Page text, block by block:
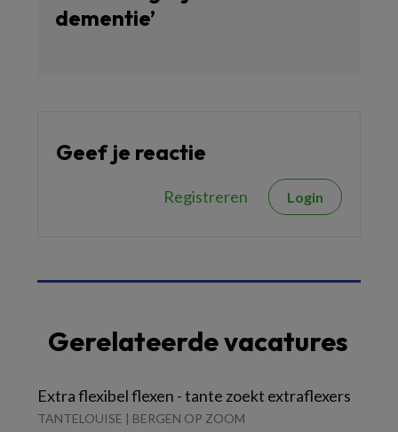
dementie’
Geef je reactie
Registreren Login
Gerelateerde vacatures
Extra flexibel flexen - tante zoekt extraflexers
TANTELOUISE | BERGEN OP ZOOM